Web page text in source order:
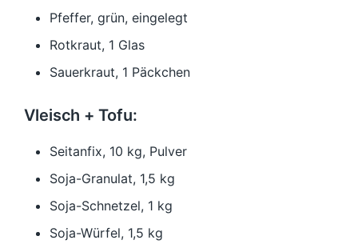
Pfeffer, grün, eingelegt
Rotkraut, 1 Glas
Sauerkraut, 1 Päckchen
Vleisch + Tofu:
Seitanfix, 10 kg, Pulver
Soja-Granulat, 1,5 kg
Soja-Schnetzel, 1 kg
Soja-Würfel, 1,5 kg